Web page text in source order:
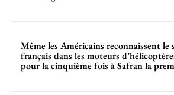
Même les Américains reconnaissent le
français dans les moteurs
pour la cinquième fois à Safran la